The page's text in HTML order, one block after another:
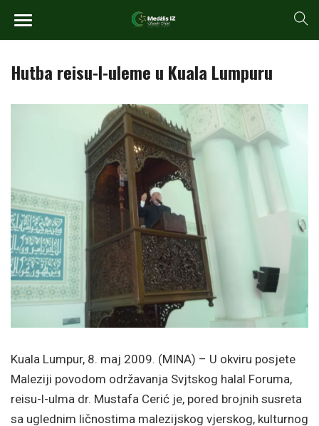
Hutba reisu-l-uleme u Kuala Lumpuru
Kuala Lumpur, 8. maj 2009. (MINA) – U okviru posjete
Maleziji povodom održavanja Svjtskog halal Foruma,
reisu-l-ulma dr. Mustafa Cerić je, pored brojnih susreta
sa uglednim ličnostima malezijskog vjerskog, kulturnog